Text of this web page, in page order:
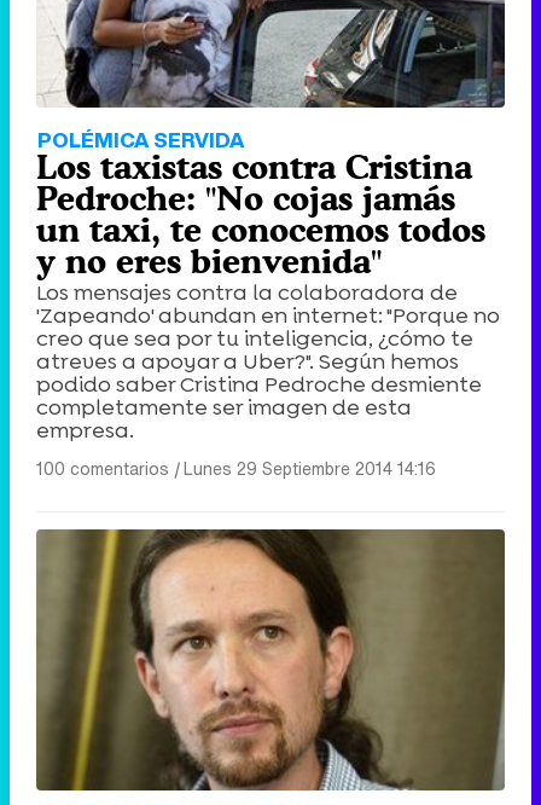
POLÉMICA SERVIDA
Los taxistas contra Cristina
Pedroche: "No cojas jamás
un taxi, te conocemos todos
y no eres bienvenida"
Los mensajes contra la colaboradora de
'Zapeando' abundan en internet: "Porque no
creo que sea por tu inteligencia, ¿cómo te
atreves a apoyar a Uber?". Según hemos
podido saber Cristina Pedroche desmiente
completamente ser imagen de esta
empresa.
100 comentarios |Lunes 29 Septiembre 2014 14:16